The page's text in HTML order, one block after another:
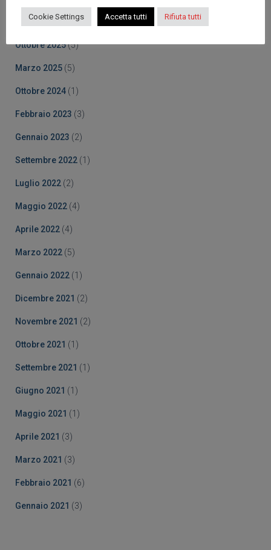
Archives
Ottobre 2025(5)
Marzo 2025 (5)
Ottobre 2024 (1)
Febbraio 2023 (3)
Gennaio 2023 (2)
Settembre 2022 (1)
Luglio 2022 (2)
Maggio 2022 (4)
Aprile 2022 (4)
Marzo 2022 (5)
Gennaio 2022 (1)
Dicembre 2021 (2)
Novembre 2021 (2)
Ottobre 2021 (1)
Settembre 2021 (1)
Giugno 2021 (1)
Maggio 2021 (1)
Aprile 2021 (3)
Marzo 2021 (3)
Febbraio 2021 (6)
Gennaio 2021 (3)
Cookie Settings Accetta tutti Rifiuta tutti